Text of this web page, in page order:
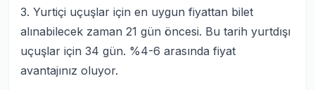
3. Yurtiçi uçuşlar için en uygun fiyattan bilet
alınabilecek zaman 21 gün öncesi. Bu tarih yurtdışı
uçuşlar için 34 gün. %4-6 arasında fiyat
avantajınız oluyor.